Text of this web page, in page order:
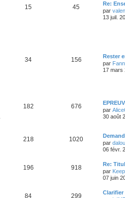
15 45
Re:
par
13 juil.
34 156
Rester
par
17 mars
182 676
par
30 août
218 1020
par
06 févr.
196 918
Re:
par
07 juin
84 299